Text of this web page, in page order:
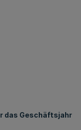
das Geschäftsjahr